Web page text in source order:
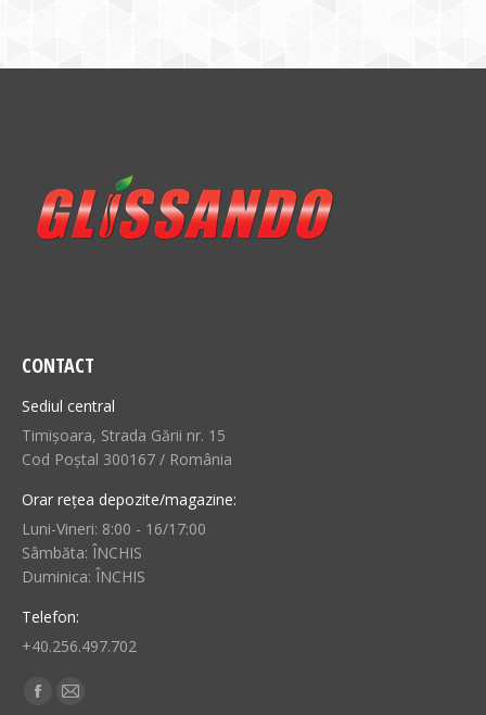
CONTACT
Sediul central
Timișoara, Strada Gării nr. 15
Cod Poștal 300167 / România
Orar rețea depozite/magazine:
Luni-Vineri: 8:00 - 16/17:00
Sâmbăta: ÎNCHIS
Duminica: ÎNCHIS
Telefon:
+40.256.497.702
Find us on:
Facebook
Mail